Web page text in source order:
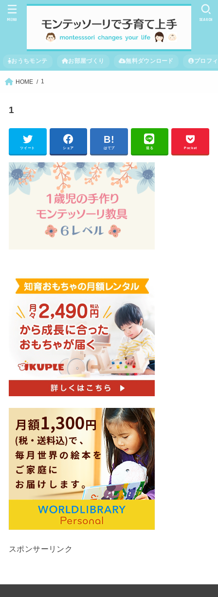
おうちモンテ お部屋づくり 無料ダウンロード プロフ
SEARCH
MENU
HOME 1
1
ツイート シェア はてブ 送る Pocket
スポンサーリンク